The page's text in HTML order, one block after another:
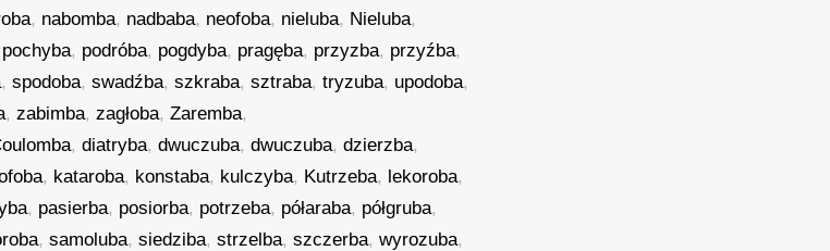
, nabomba, nadbaba, neofoba, nieluba, Nieluba,
pochyba, podróba, pogdyba, pragęba, przyzba, przyźba,
,spodoba,swadźba,szkraba,sztraba,tryzuba, upodoba,
,zabimba,zagłoba,Zaremba,
,diatryba,dwuczuba,dwuczuba,dzierzba,
, kataroba, konstaba, kulczyba, Kutrzeba, lekoroba,
, pasierba, posiorba, potrzeba, półaraba, półgruba,
,samoluba,siedziba,strzelba,szczerba,wyrozuba,